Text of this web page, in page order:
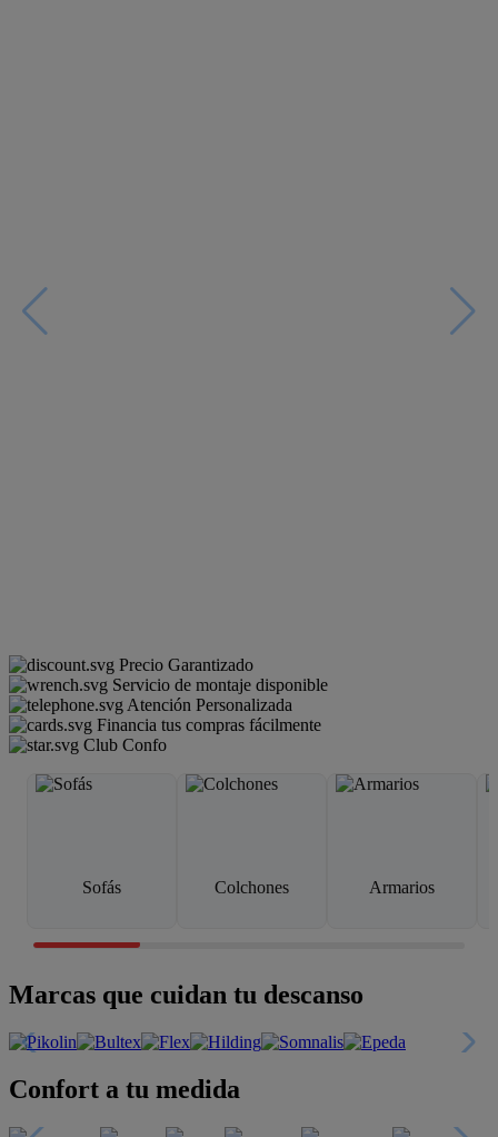
Precio Garantizado
Servicio de montaje disponible
Atención Personalizada
Financia tus compras fácilmente
Club Confo
Sofás Colchones Armarios
Marcas que cuidan tu descanso
Confort a tu medida